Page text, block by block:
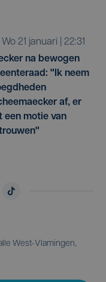
wo 21 januari | 22:31
na bewogen
"Ik neem
af, er
een motie van
West-Vlamingen,